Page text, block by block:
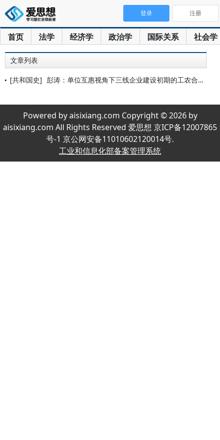
首页 法学 经济学 政治学 国际关系 社会学
登录 注册
文章列表
[共和国史] 彭涛：单位互惠视角下三线企业建设初期的工农合作——以黔东南德
Powered by aisixiang.com Copyright © 2026 by
aisixiang.com All Rights Reserved 爱思想 京ICP备12007865
号-1 京公网安备11010602120014号.
工业和信息化部备案管理系统